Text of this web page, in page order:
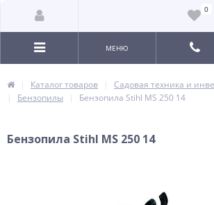
0
МЕНЮ
Каталог товаров
Садовая техника и
Бензопилы
Бензопила Stihl MS 250 14
Бензопила Stihl MS 250 14